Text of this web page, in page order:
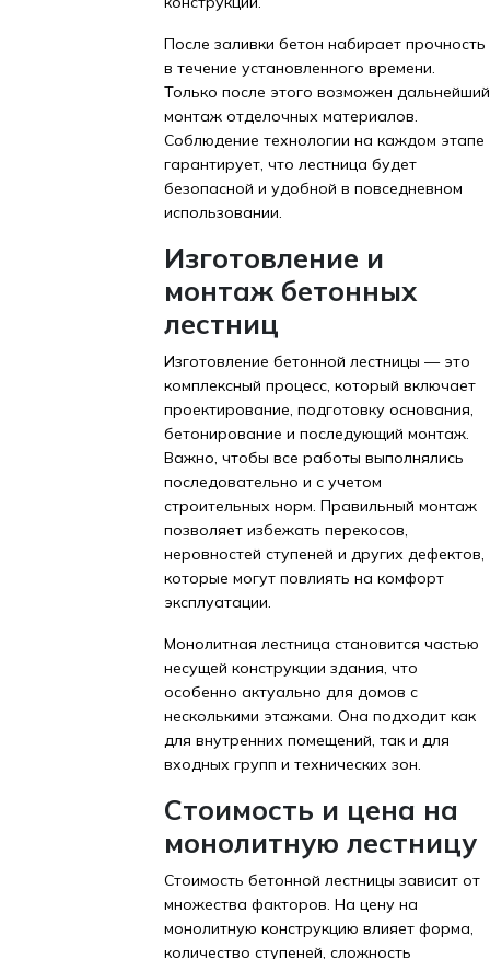
После заливки бетон набирает прочность
в течение установленного времени.
Только после этого возможен дальнейший
монтаж отделочных материалов.
Соблюдение технологии на каждом этапе
гарантирует, что лестница будет
безопасной и удобной в повседневном
использовании.
Изготовление и
монтаж бетонных
лестниц
Изготовление бетонной лестницы — это
комплексный процесс, который включает
проектирование, подготовку основания,
бетонирование и последующий монтаж.
Важно, чтобы все работы выполнялись
последовательно и с учетом
строительных норм. Правильный монтаж
позволяет избежать перекосов,
неровностей ступеней и других дефектов,
которые могут повлиять на комфорт
эксплуатации.
Монолитная лестница становится частью
несущей конструкции здания, что
особенно актуально для домов с
несколькими этажами. Она подходит как
для внутренних помещений, так и для
входных групп и технических зон.
Стоимость и цена на
монолитную лестницу
Стоимость бетонной лестницы зависит от
множества факторов. На цену на
монолитную конструкцию влияет форма,
количество ступеней, сложность